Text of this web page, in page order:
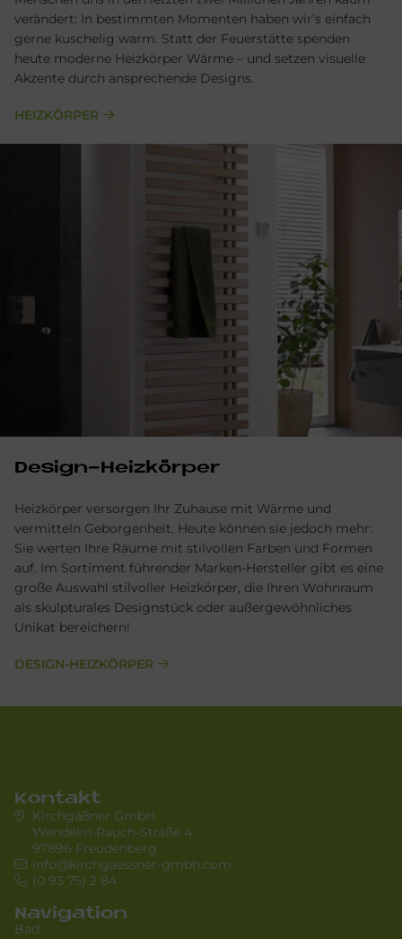
verändert: In bestimmten Momenten haben wir’s einfach
gerne kuschelig warm. Statt der Feuerstätte spenden
heute moderne Heizkörper Wärme – und setzen visuelle
Akzente durch ansprechende Designs.
HEIZKÖRPER
Design-Heizkörper
Heizkörper versorgen Ihr Zuhause mit Wärme und
vermitteln Geborgenheit. Heute können sie jedoch mehr:
Sie werten Ihre Räume mit stilvollen Farben und Formen
auf. Im Sortiment führender Marken-Hersteller gibt es eine
große Auswahl stilvoller Heizkörper, die Ihren Wohnraum
als skulpturales Designstück oder außergewöhnliches
Unikat bereichern!
DESIGN-HEIZKÖRPER
Kontakt
Kirchgäßner GmbH
Wendelin-Rauch-Straße 4
97896 Freudenberg
info@kirchgaessner-gmbh.com
(0 93 75) 2 84
Navigation
Bad